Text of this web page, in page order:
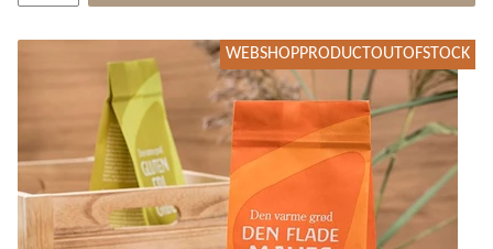
WEBSHOPPRODUCTOUTOFSTOCK